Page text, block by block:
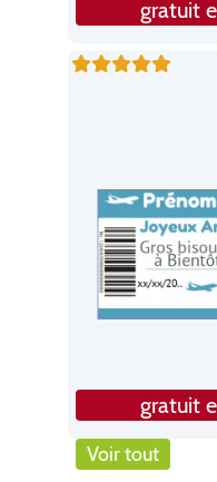
gratuit
gratuit
Voir tout